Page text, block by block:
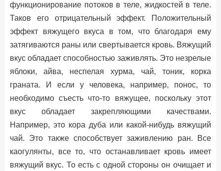
функционирование потоков в теле, жидкостей в теле.
Таков его отрицательный эффект. Положительный
эффект вяжущего вкуса в том, что благодаря ему
затягиваются раны или свертывается кровь. Вяжущий
вкус обладает способностью заживлять. Это незрелые
яблоки, айва, неспелая хурма, чай, тоник, корка
граната. И если у человека, например, понос, то
необходимо съесть что-то вяжущее, поскольку этот
вкус обладает закрепляющими качествами.
Например, это кора дуба или какой-нибудь вяжущий
чай. Это также способствует заживлению ран. Все
каогулянты, все то, что останавливает кровь имеет
вяжущий вкус. То есть с одной стороны он очищает и